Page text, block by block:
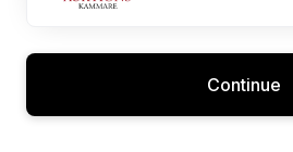
Continue